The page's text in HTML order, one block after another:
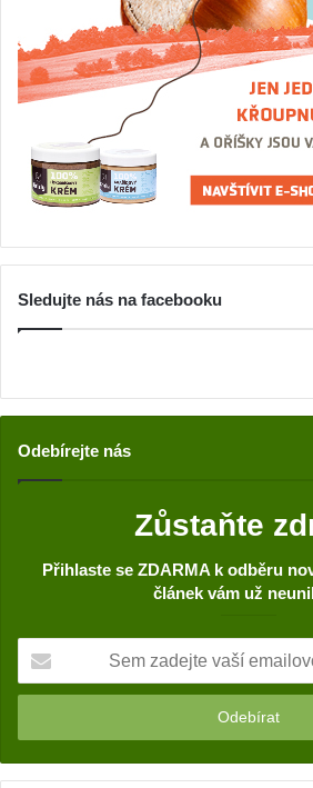
Sledujte nás na facebooku
Odebírejte nás
Zůstaňte
Přihlaste se ZDARMA k odběru
článek vám už
m
a
d